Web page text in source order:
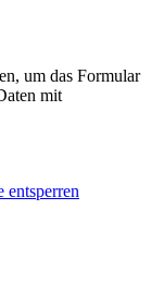
um das Formular
mit
entsperren